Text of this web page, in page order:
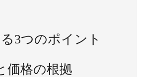
3つのポイント
価格の根拠